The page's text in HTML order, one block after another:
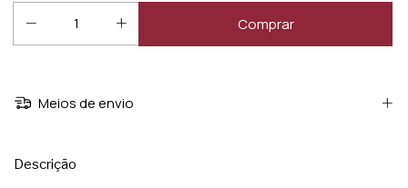
Meios de envio
Descrição